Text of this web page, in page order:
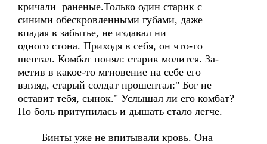
кричали раненые.Только один старик с
синими обескровленными губами, даже
впадая в забытье, не издавал ни
одного стона. Приходя в себя, он что-то
шептал. Комбат понял: старик молится. За-
метив в какое-то мгновение на себе его
взгляд, старый солдат прошептал:" Бог не
оставит тебя, сынок." Услышал ли его комбат?
Но боль притупилась и дышать стало легче.
Бинты уже не впитывали кровь. Она